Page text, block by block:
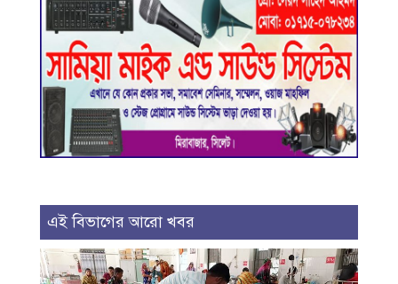
এই বিভাগের আরো খবর